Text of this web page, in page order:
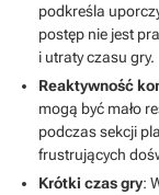
podkreśla
postęp nie jest
i utraty czasu gry.
Reaktywność
mogą być mało
podczas sekcji
frustrujących
Krótki czas gry: